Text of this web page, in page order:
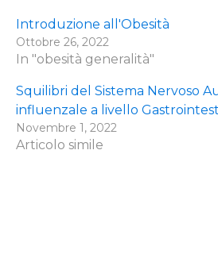
Introduzione all'Obesità
Ottobre 26, 2022
In "obesità generalità"
Squilibri del Sistema Nervoso
influenzale a livello
Novembre 1, 2022
Articolo simile